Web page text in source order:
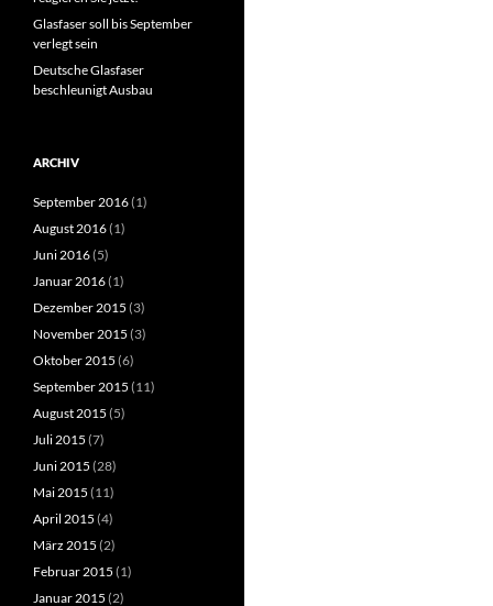
Glasfaser soll bis September
verlegt sein
Deutsche Glasfaser
beschleunigt Ausbau
ARCHIV
September 2016(1)
August 2016(1)
Juni 2016(5)
Januar 2016(1)
Dezember 2015 (3)
November 2015 (3)
Oktober 2015 (6)
September 2015 (11)
August 2015 (5)
Juli 2015 (7)
Juni 2015 (28)
Mai 2015 (11)
April 2015 (4)
März 2015 (2)
Februar 2015 (1)
Januar 2015 (2)